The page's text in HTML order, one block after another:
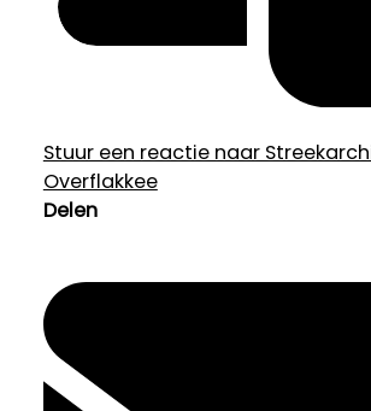
Stuur een reactie naar
Overflakkee
Delen